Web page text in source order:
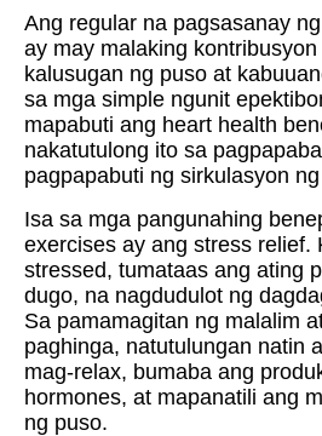
Ang regular na pagsasanay
ay may malaking
kalusugan ng puso at
sa mga simple ngunit
mapabuti ang heart health
nakatutulong ito sa
pagpapabuti ng sirkulasyon
Isa sa mga pangunahing
exercises ay ang stress relief.
stressed, tumataas ang ating
dugo, na nagdudulot ng
Sa pamamagitan ng malalim
paghinga, natutulungan natin
mag-relax, bumaba ang
hormones, at mapanatili ang
ng puso.